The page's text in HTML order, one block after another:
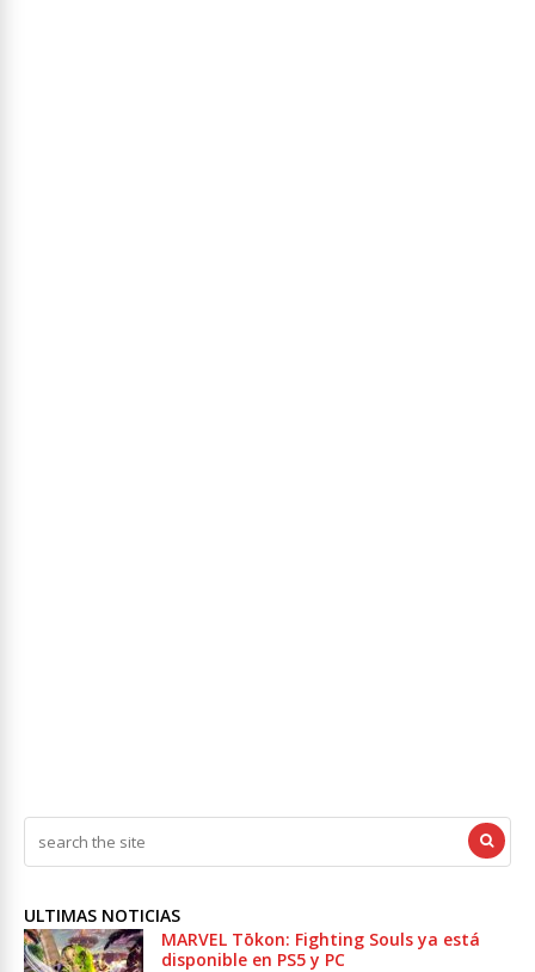
ULTIMAS NOTICIAS
MARVEL Tōkon: Fighting Souls ya está
disponible en PS5 y PC